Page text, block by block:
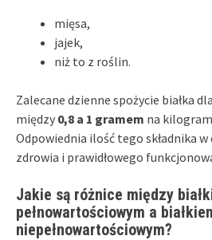
mięsa,
jajek,
niż to z roślin.
Zalecane dzienne spożycie białka
między 0,8 a 1 gramem na kilogram
Odpowiednia ilość tego składnika
zdrowia i prawidłowego
Jakie są różnice między
pełnowartościowym a
niepełnowartościowym?